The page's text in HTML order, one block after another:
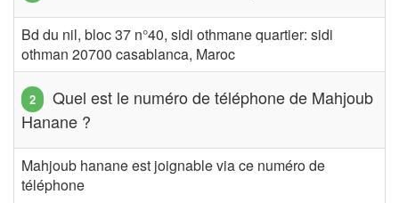
Bd du nil, bloc 37 n°40, sidi othmane quartier: sidi
othman 20700 casablanca, Maroc
Quel est le numéro de téléphone de Mahjoub
Hanane ?
Mahjoub hanane est joignable via ce numéro de
téléphone